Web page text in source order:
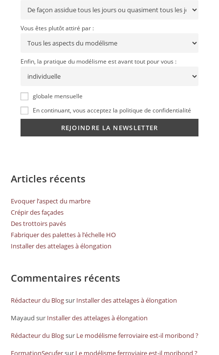
Vous êtes plutôt attiré par :
Enfin, la pratique du modélisme est avant tout pour vous :
globale mensuelle
En continuant, vous acceptez la politique de confidentialité
Articles récents
Evoquer l’aspect du marbre
Crépir des façades
Des trottoirs pavés
Fabriquer des palettes à l’échelle HO
Installer des attelages à élongation
Commentaires récents
Rédacteur du Blogsur Installer des attelages à élongation
Mayaud sur Installer des attelages à élongation
Rédacteur du Blogsur Le modélisme ferroviaire est-il moribond ?
FormationSecufersur Le modélisme ferroviaire est-il moribond ?